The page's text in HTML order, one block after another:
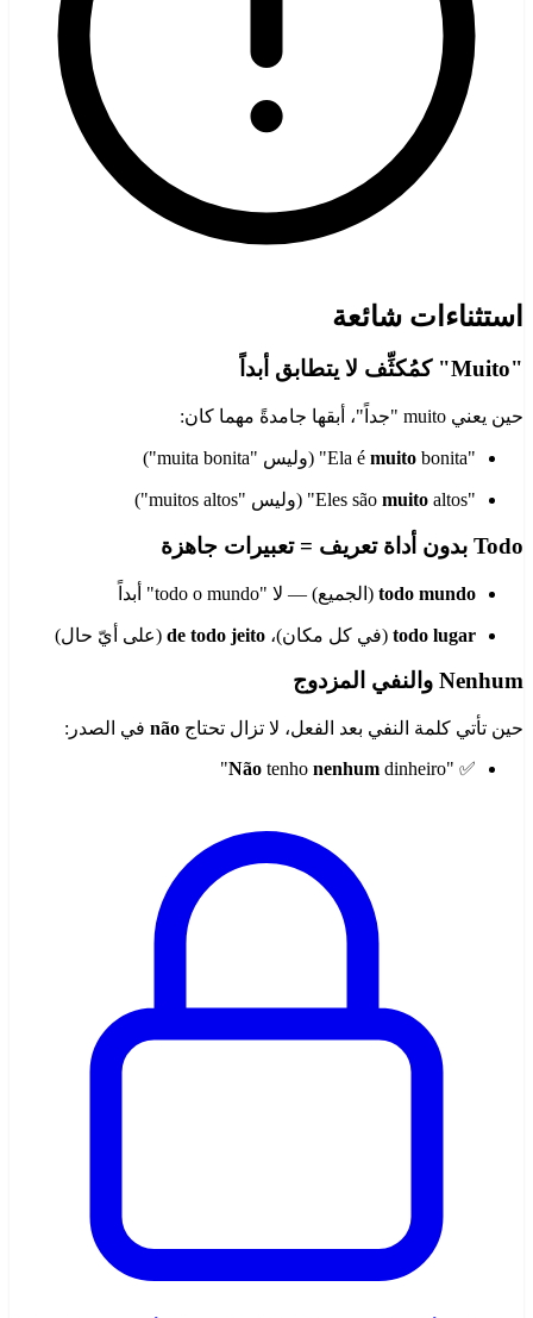
استثناءات شائعة
"Muito" كمُكثِّف لا يتطابق أبداً
حين يعني muito "جداً"، أبقها جامدةً مهما كان:
"Ela é
muito bonita" (وليس "muita bonita")
"Eles são
muito altos" (وليس "muitos altos")
Todo بدون أداة تعريف = تعبيرات جاهزة
todo mundo (الجميع) — لا "todo o mundo" أبداً
todo lugar (في كل مكان)، de todo jeito (على أيّ حال)
Nenhum والنفي المزدوج
حين تأتي كلمة النفي بعد الفعل، لا تزال تحتاج não في الصدر:
✅ "
Não tenho nenhum dinheiro"